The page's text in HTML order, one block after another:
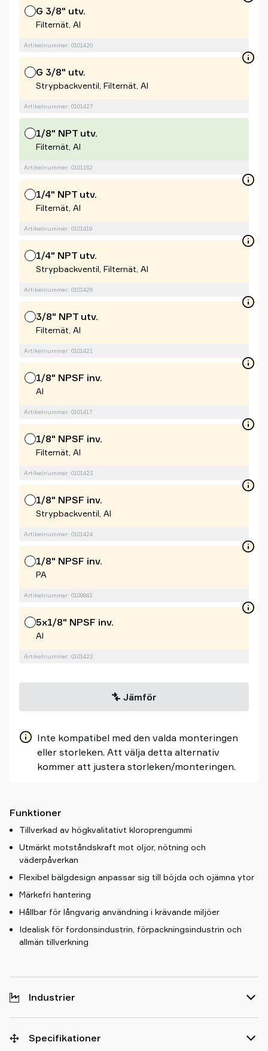
G 3/8" utv.
Filternät, Al
Artikelnummer: 0101420
G 3/8" utv.
Strypbackventil, Filternät, Al
Artikelnummer: 0101427
1/8" NPT utv.
Filternät, Al
Artikelnummer: 0101162
1/4" NPT utv.
Filternät, Al
Artikelnummer: 0101419
1/4" NPT utv.
Strypbackventil, Filternät, Al
Artikelnummer: 0101426
3/8" NPT utv.
Filternät, Al
Artikelnummer: 0101421
1/8" NPSF inv.
Al
Artikelnummer: 0101417
1/8" NPSF inv.
Filternät, Al
Artikelnummer: 0101423
1/8" NPSF inv.
Strypbackventil, Al
Artikelnummer: 0101424
1/8" NPSF inv.
PA
Artikelnummer: 0109843
5x1/8" NPSF inv.
Al
Artikelnummer: 0101422
Jämför
Inte kompatibel med den valda monteringen
eller storleken. Att välja detta alternativ
kommer att justera storleken/monteringen.
Funktioner
Tillverkad av högkvalitativt kloroprengummi
Utmärkt motståndskraft mot oljor, nötning och
väderpåverkan
Flexibel bälgdesign anpassar sig till böjda och ojämna ytor
Märkefri hantering
Hållbar för långvarig användning i krävande miljöer
Idealisk för fordonsindustrin, förpackningsindustrin och
allmän tillverkning
Industrier
Specifikationer